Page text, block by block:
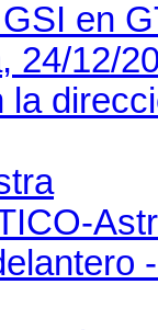
en
24/12/
la